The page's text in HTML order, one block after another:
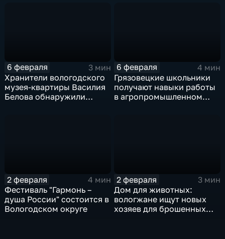
6 февраля
3 мин
Хранители вологодского
музея-квартиры Василия
Белова обнаружили
6 февраля
4 мин
Грязовецкие школьники
получают навыки работы
в агропромышленном
2 февраля
4 мин
Фестиваль "Гармонь –
душа России" состоится в
Вологодском округе
2 февраля
3 мин
Дом для животных:
вологжане ищут новых
хозяев для брошенных